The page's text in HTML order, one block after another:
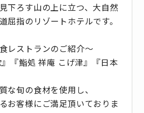
下ろす山の上に立つ、大自然
屈指のリゾートホテルです。
レストランのご紹介～
』『鮨処 祥庵 こげ津』『日本
な旬の食材を使用し、
お客様にご満足頂いておりま